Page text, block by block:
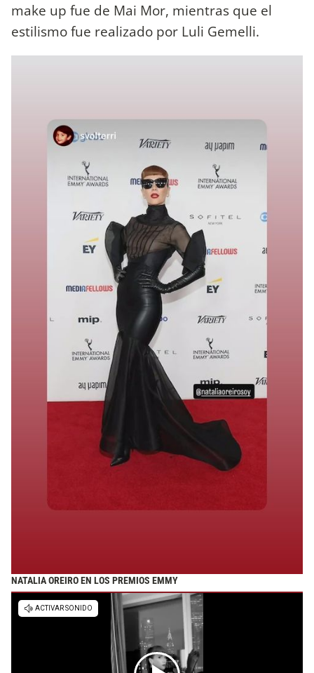
make up fue de Mai Mor, mientras que el
estilismo fue realizado por Luli Gemelli.
NATALIA OREIRO EN LOS PREMIOS EMMY